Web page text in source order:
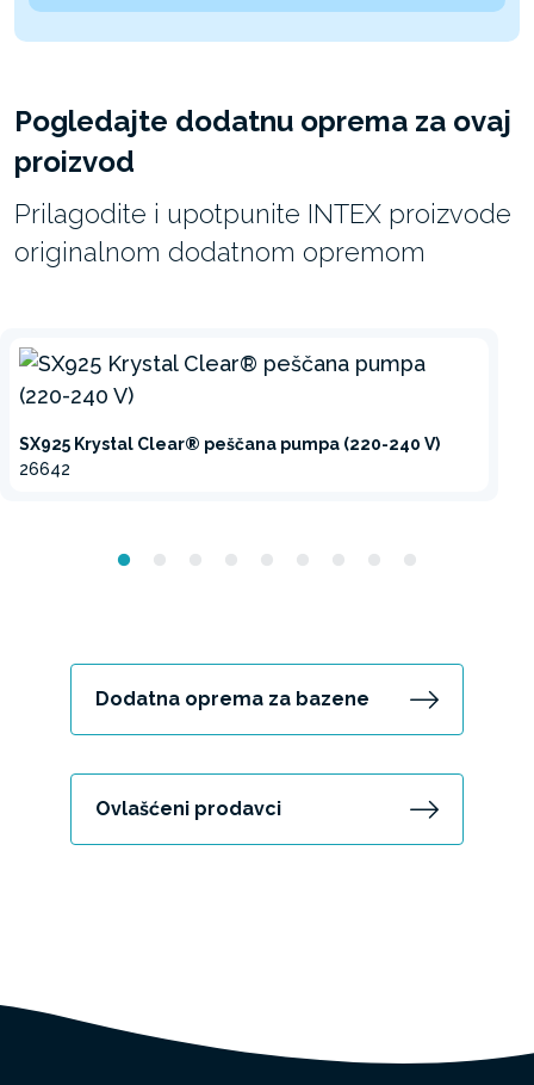
Pogledajte dodatnu oprema za ovaj
proizvod
Prilagodite i upotpunite INTEX proizvode
originalnom dodatnom opremom
SX925 Krystal Clear® peščana pumpa (220-240 V)
26642
Dodatna oprema za bazene
Ovlašćeni prodavci